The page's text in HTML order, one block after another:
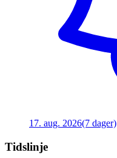
17. aug. 2026(7 dager)
Tidslinje